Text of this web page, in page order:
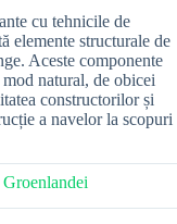
cu tehnicile de
elemente structurale de
Aceste componente
natural, de obicei
constructorilor și
a navelor la scopuri